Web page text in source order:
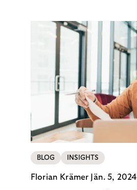
BLOG INSIGHTS
Florian Krämer Jän. 5, 2024